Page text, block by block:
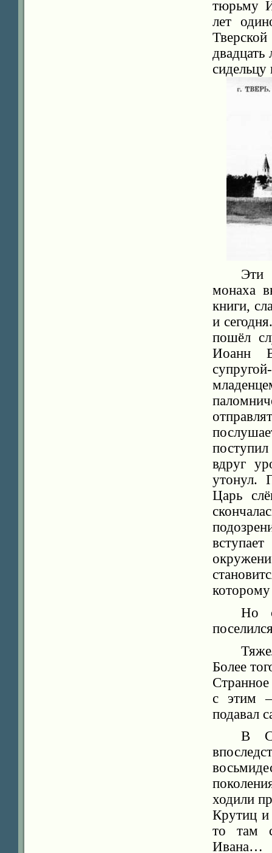
тюрьму
лет
сидельцу
Эти
монаха
книги,
и
пошёл
Иоанн
поступил
вдруг
утонул.
Царь
Но
Более
с этим
подавал
В
ходили
Крутиц и
то там
Ивана…